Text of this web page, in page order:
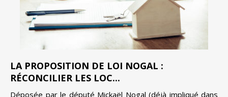
LA PROPOSITION DE LOI NOGAL :
RÉCONCILIER LES LOC...
Déposée par le député Mickaël Nogal (déjà impliqué dans